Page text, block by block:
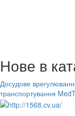
Нове в
Досудове
транспортування